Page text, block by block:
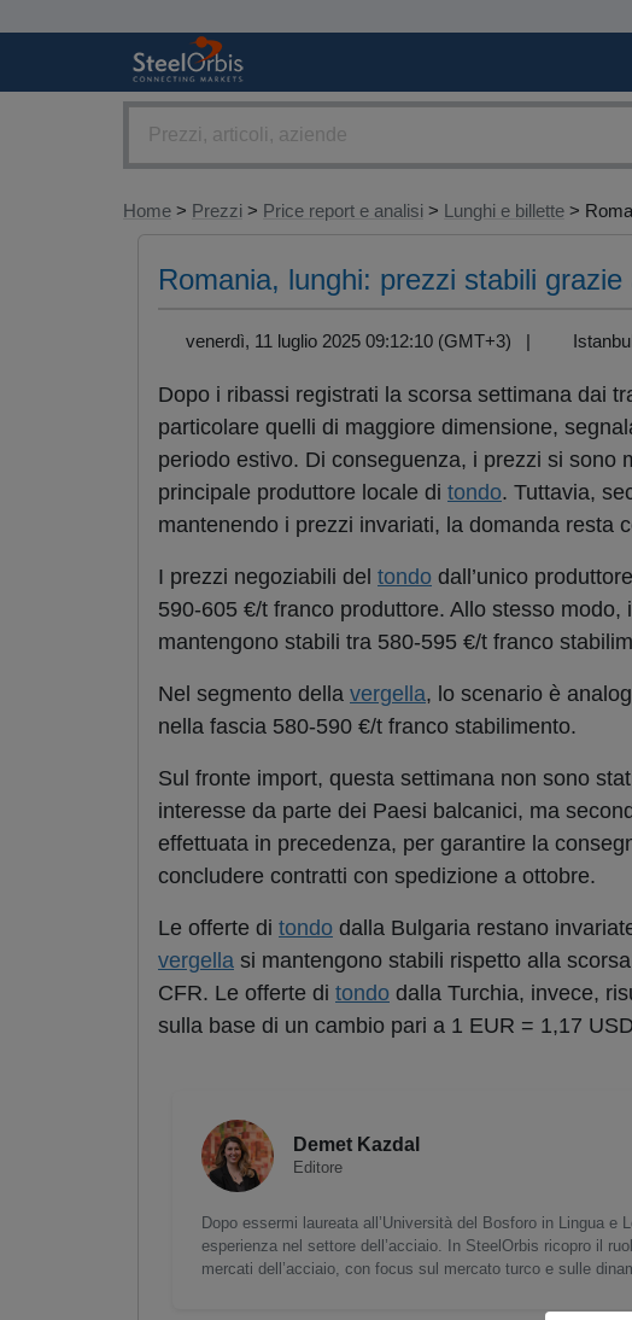
Home > Prezzi > Price report e analisi > Lunghi e billette >
Romania, lunghi: prezzi stabili
venerdì, 11 luglio 2025 09:12:10 (GMT+3) |
Dopo i ribassi registrati la scorsa settimana dai
particolare quelli di maggiore dimensione,
periodo estivo. Di conseguenza, i prezzi si sono
principale produttore locale di tondo. Tuttavia,
mantenendo i prezzi invariati, la domanda resta
I prezzi negoziabili del tondo dall’unico
590-605 €/t franco produttore. Allo stesso modo,
mantengono stabili tra 580-595 €/t franco
Nel segmento della vergella, lo scenario è
nella fascia 580-590 €/t franco stabilimento.
Sul fronte import, questa settimana non sono
interesse da parte dei Paesi balcanici, ma
effettuata in precedenza, per garantire la
concludere contratti con spedizione a ottobre.
Le offerte di tondo dalla Bulgaria restano
vergella si mantengono stabili rispetto alla
CFR. Le offerte di tondo dalla Turchia, invece,
sulla base di un cambio pari a 1 EUR = 1,17
Demet Kazdal
Editore
Dopo essermi laureata all’Università del Bosforo in Lingua
esperienza nel settore dell’acciaio. In SteelOrbis ricopro il
mercati dell’acciaio, con focus sul mercato turco e sulle